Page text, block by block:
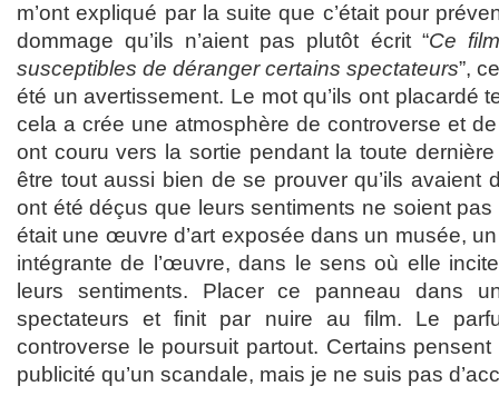
m’ont expliqué par la suite que c’était pour
dommage qu’ils n’aient pas plutôt écrit “Ce
susceptibles de déranger certains spectateurs”,
été un avertissement. Le mot qu’ils ont placardé
cela a crée une atmosphère de controverse et
ont couru vers la sortie pendant la toute
être tout aussi bien de se prouver qu’ils avaient
ont été déçus que leurs sentiments ne soient pas
était une œuvre d’art exposée dans un musée,
intégrante de l’œuvre, dans le sens où elle
leurs sentiments. Placer ce panneau dans
spectateurs et finit par nuire au film. Le
controverse le poursuit partout. Certains pensent
publicité qu’un scandale, mais je ne suis pas